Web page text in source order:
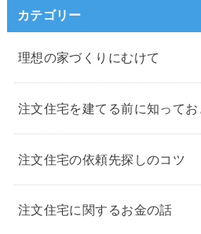
カテゴリー
理想の家づくりにむけて
注文住宅を建てる前に知って
注文住宅の依頼先探しのコツ
注文住宅に関するお金の話